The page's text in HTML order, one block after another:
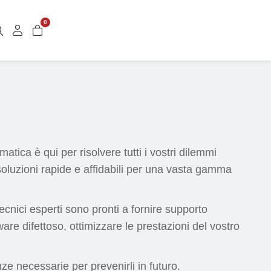
0
è qui per risolvere tutti i vostri dilemmi
rapide e affidabili per una vasta gamma
esperti sono pronti a fornire supporto
difettoso, ottimizzare le prestazioni del vostro
necessarie per prevenirli in futuro.